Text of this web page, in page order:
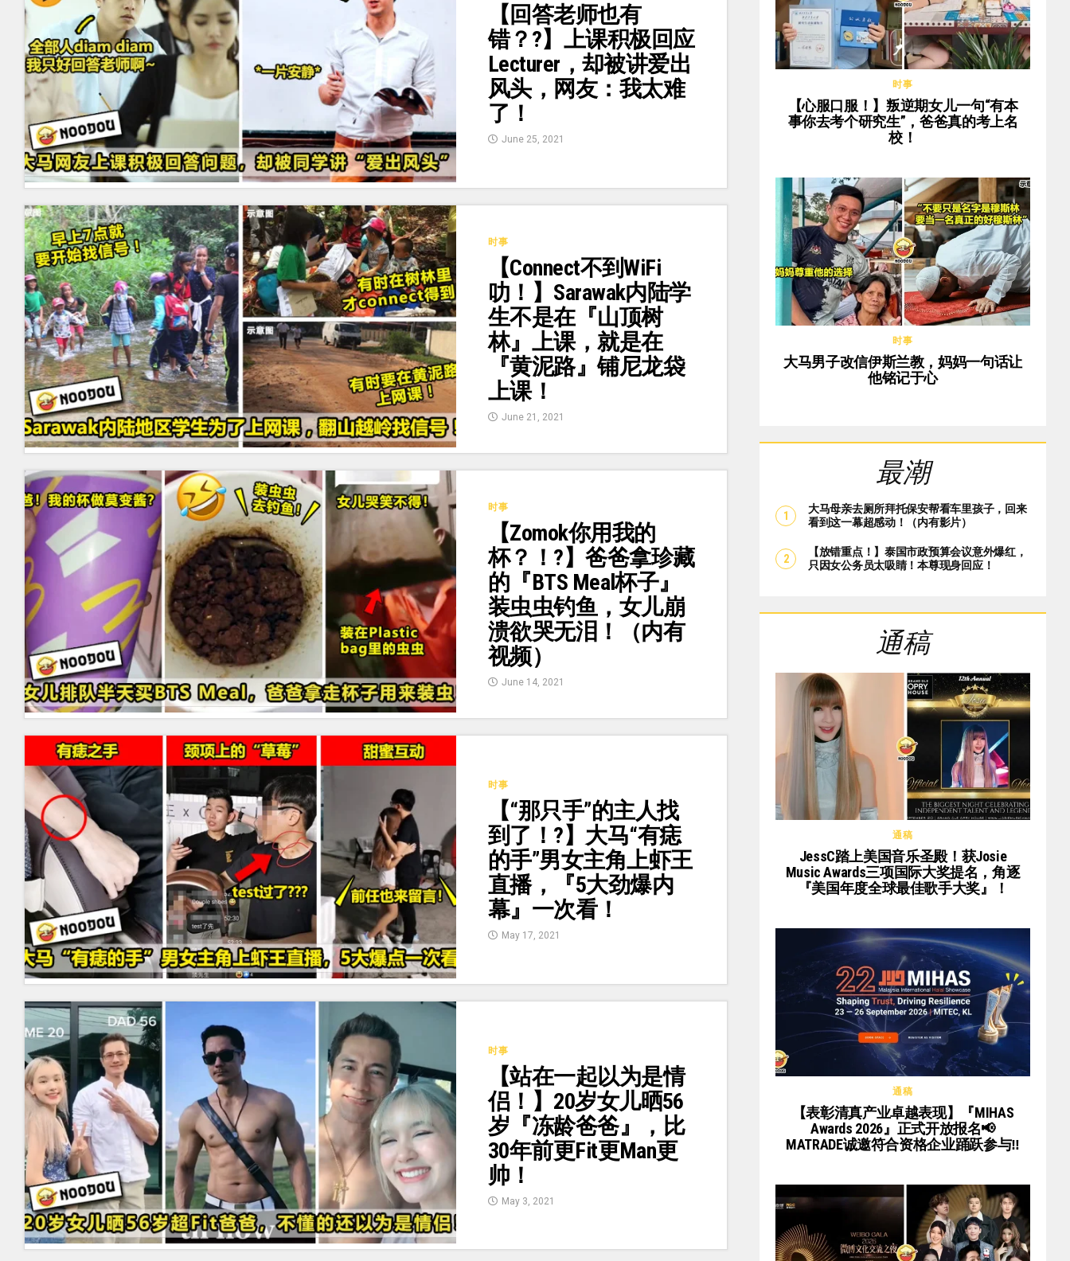
【回答老师也有
错？?】上课积极回应
Lecturer，却被讲爱出
风头，网友：我太难
了！
June 25, 2021
时事
【Connect不到WiFi
叻！】Sarawak内陆学
生不是在『山顶树
林』上课，就是在
『黄泥路』铺尼龙袋
上课！
June 21, 2021
时事
【Zomok你用我的
杯？！?】爸爸拿珍藏
的『BTS Meal杯子』
装虫虫钓鱼，女儿崩
溃欲哭无泪！（内有
视频）
June 14, 2021
时事
【“那只手”的主人找
到了！?】大马“有痣
的手”男女主角上虾王
直播，『5大劲爆内
幕』一次看！
May 17, 2021
时事
【站在一起以为是情
侣！】20岁女儿晒56
岁『冻龄爸爸』，比
30年前更Fit更Man更
帅！
May 3, 2021
时事
【心服口服！】叛逆期女儿一句“有本
事你去考个研究生”，爸爸真的考上名
校！
时事
大马男子改信伊斯兰教，妈妈一句话让
他铭记于心
最潮
大马母亲去厕所拜托保安帮看车里孩子，回来
看到这一幕超感动！（内有影片）
【放错重点！】泰国市政预算会议意外爆红，
只因女公务员太吸睛！本尊现身回应！
通稿
通稿
JessC踏上美国音乐圣殿！获Josie
Music Awards三项国际大奖提名，角逐
『美国年度全球最佳歌手大奖』！
通稿
【表彰清真产业卓越表现】『MIHAS
Awards 2026』正式开放报名📢
MATRADE诚邀符合资格企业踊跃参与‼️